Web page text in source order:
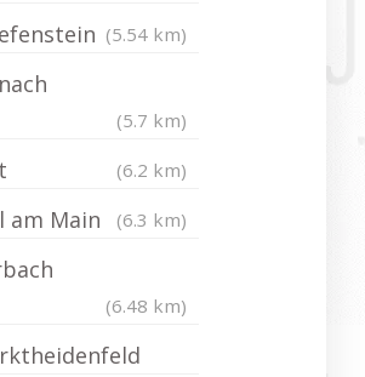
(5.54 km)
(5.7 km)
(6.2 km)
am Main (6.3 km)
(6.48 km)